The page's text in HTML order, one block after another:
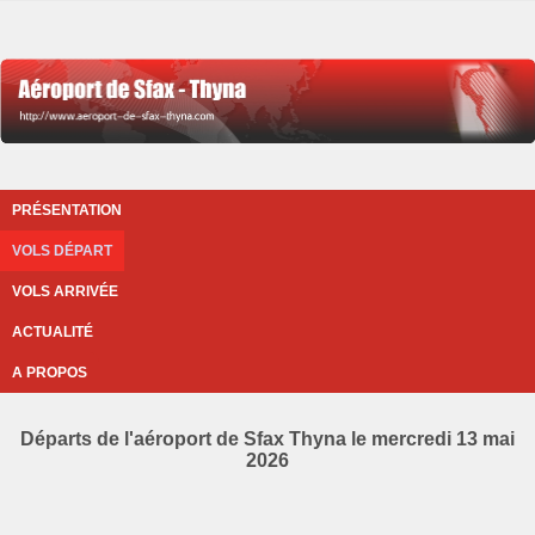
PRÉSENTATION
VOLS DÉPART
VOLS ARRIVÉE
ACTUALITÉ
A PROPOS
Départs de l'aéroport de Sfax Thyna le mercredi 13 mai
2026